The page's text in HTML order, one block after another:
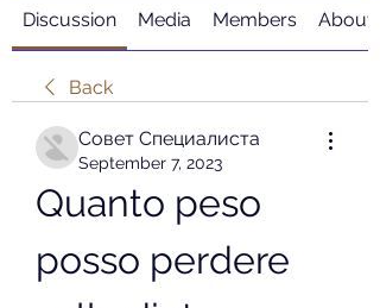
Discussion Media Members About
Back
Совет Специалиста
September 7, 2023
Quanto peso
posso perdere